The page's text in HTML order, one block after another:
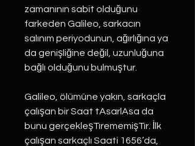
zamanının sabit olduğunu
farkeden Galileo, sarkacın
salınım periyodunun, ağırlığına ya
da genişliğine değil, uzunluğuna
bağlı olduğunu bulmuştur.
Galileo, ölümüne yakın, sarkaçla
çalışan bir Saat tAsarlAsa da
bunu gerçekleşTırememişTır. İlk
çalışan sarkaçlı Saati 1656’da,